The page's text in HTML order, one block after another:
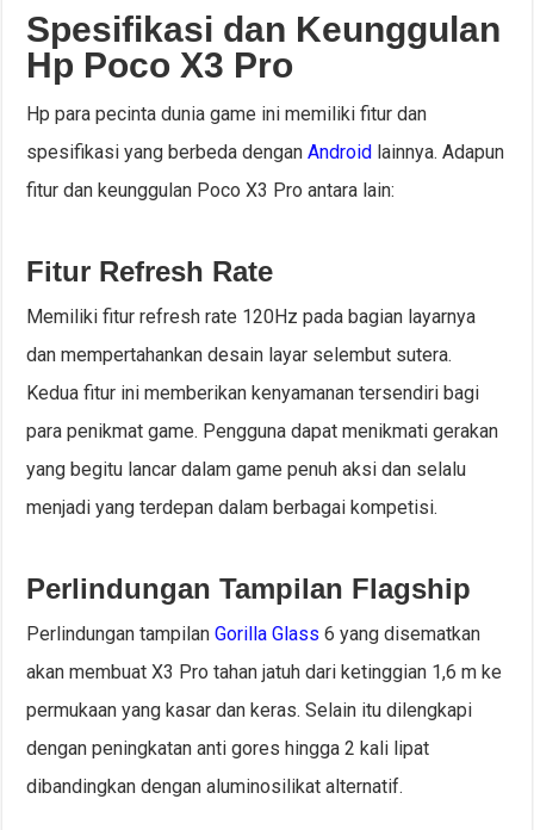
Spesifikasi dan Keunggulan
Hp Poco X3 Pro
Hp para pecinta dunia game ini memiliki fitur dan
spesifikasi yang berbeda denganAndroid lainnya. Adapun
fitur dan keunggulan Poco X3 Pro antara lain:
Fitur Refresh Rate
Memiliki fitur refresh rate 120Hz pada bagian layarnya
dan mempertahankan desain layar selembut sutera.
Kedua fitur ini memberikan kenyamanan tersendiri bagi
para penikmat game. Pengguna dapat menikmati gerakan
yang begitu lancar dalam game penuh aksi dan selalu
menjadi yang terdepan dalam berbagai kompetisi.
Perlindungan Tampilan Flagship
Perlindungan tampilanGorilla Glass 6 yang disematkan
akan membuat X3 Pro tahan jatuh dari ketinggian 1,6 m ke
permukaan yang kasar dan keras. Selain itu dilengkapi
dengan peningkatan anti gores hingga 2 kali lipat
dibandingkan dengan aluminosilikat alternatif.